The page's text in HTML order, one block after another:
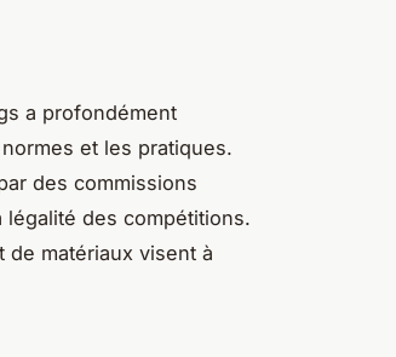
a profondément
et les pratiques.
des commissions
des compétitions.
de matériaux visent à